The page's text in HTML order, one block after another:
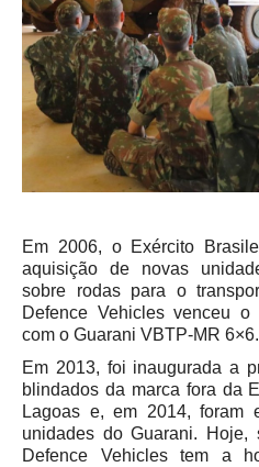
Em 2006, o Exército
aquisição de novas
sobre rodas para o
Defence Vehicles venceu o
com o Guarani VBTP-MR 6×6.
Em 2013, foi inaugurada a
blindados da marca fora da
Lagoas e, em 2014, foram
unidades do Guarani.
Defence Vehicles tem a